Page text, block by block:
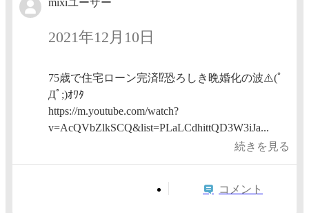
mixiユーザー
2021年12月10日
75歳で住宅ローン完済⁉️恐ろしき晩婚化の波⚠️(ﾟ
Дﾟ;)ｵﾜﾀ
https://m.youtube.com/watch?
v=AcQVbZlkSCQ&list=PLaLCdhittQD3W3iJa...
続きを見る
コメント